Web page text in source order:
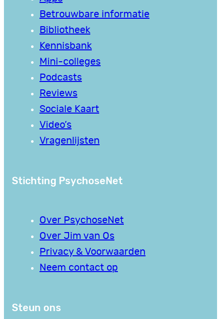
Betrouwbare informatie
Bibliotheek
Kennisbank
Mini-colleges
Podcasts
Reviews
Sociale Kaart
Video’s
Vragenlijsten
Stichting PsychoseNet
Over PsychoseNet
Over Jim van Os
Privacy & Voorwaarden
Neem contact op
Steun ons